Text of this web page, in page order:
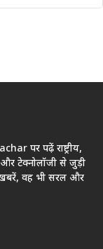
पर पढ़ें राष्ट्रीय,
और टेक्नोलॉजी से जुड़ी
वह भी सरल और